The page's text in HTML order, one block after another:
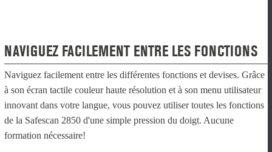
NAVIGUEZ FACILEMENT ENTRE LES FONCTIONS
Naviguez facilement entre les différentes fonctions et devises. Grâce
à son écran tactile couleur haute résolution et à son menu utilisateur
innovant dans votre langue, vous pouvez utiliser toutes les fonctions
de la Safescan 2850 d'une simple pression du doigt. Aucune
formation nécessaire!